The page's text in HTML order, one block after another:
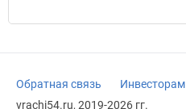
Обратная связь Инвесторам
vrachi54.ru, 2019-2026 гг.